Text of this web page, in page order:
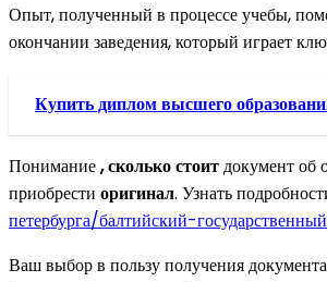
Опыт, полученный в процессе учебы,
окончании заведения, который играет
Купить диплом высшего
Понимание, сколько стоитдокумент об
приобрести оригинал. Узнать
петербурга/балтийский-
Ваш выбор в пользу получения